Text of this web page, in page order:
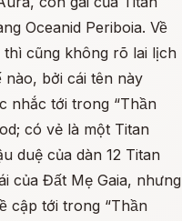
Oceanid Periboia. Về
thì cũng không rõ lai lịch
nào, bởi cái tên này
nhắc tới trong “Thần
có vẻ là một Titan
duệ của dàn 12 Titan
của Đất Mẹ Gaia, nhưng
cập tới trong “Thần